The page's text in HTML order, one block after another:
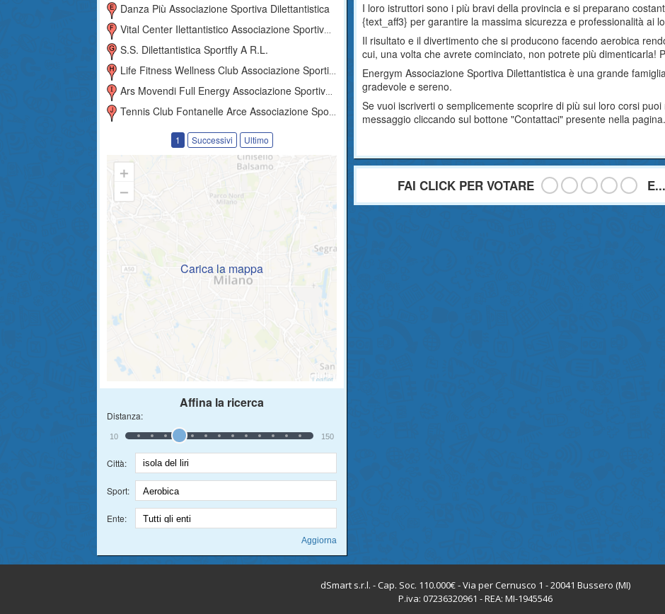
Danza Più Associazione Sportiva Dilettantistica
Vital Center Ilettantistico Associazione Sportiva Dilettantistica
S.s. Dilettantistica Sportfly A R.l.
Life Fitness Wellness Club Associazione Sportiva Dilettantistica
Ars Movendi Full Energy Associazione Sportiva Dilettantistica
Tennis Club Fontanelle Arce Associazione Sportiva Dilettantistica
1 Successivi Ultimo
Carica la mappa
Affina la ricerca
Distanza:
10 150
Città:
Sport:
Ente:
I loro istruttori sono i più bravi della provincia e si preparano
{text_aff3} per garantire la massima sicurezza e professionalità ai
Il risultato e il divertimento che si producono facendo aerobica
cui, una volta che avrete cominciato, non potrete più dimenticarla!
Energym Associazione Sportiva Dilettantistica è una grande
gradevole e sereno.
Se vuoi iscriverti o semplicemente scoprire di più sui loro corsi
messaggio cliccando sul bottone "Contattaci" presente nella pagina.
FAI CLICK PER VOTARE E...
dSmart s.r.l. - Cap. Soc. 110.000€ - Via per Cernusco 1 - 20041 Bussero (MI)
P.iva: 07236320961 - REA: MI-1945546